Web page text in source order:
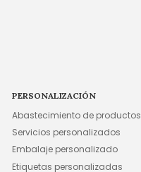
PERSONALIZACIÓN
Abastecimiento de productos
Servicios personalizados
Embalaje personalizado
Etiquetas personalizadas